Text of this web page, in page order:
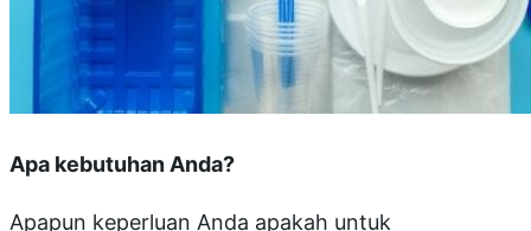
Apa kebutuhan Anda?
Apapun keperluan Anda apakah untuk